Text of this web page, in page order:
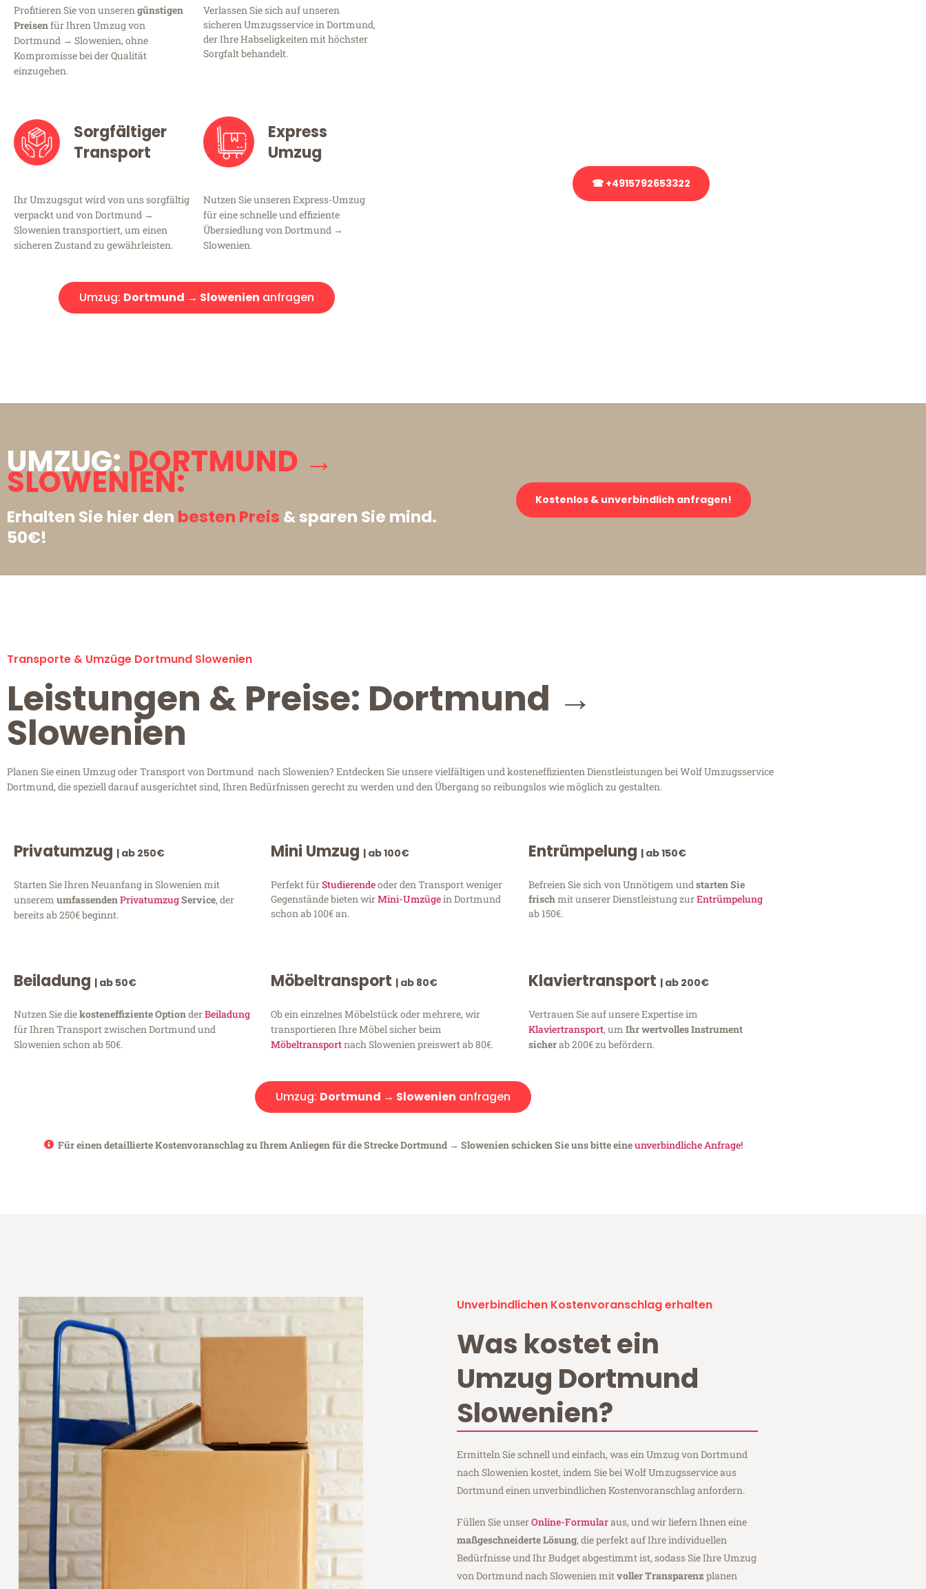
Profitieren Sie von unserengünstigen
Preisenfür Ihren Umzug von
Dortmund → Slowenien, ohne
Kompromisse bei der Qualität
einzugehen.
Verlassen Sie sich auf unseren
sicheren Umzugsservice in Dortmund,
der Ihre Habseligkeiten mit höchster
Sorgfalt behandelt.
Sorgfältiger
Transport
Ihr Umzugsgut wird von uns sorgfältig
verpackt und von Dortmund →
Slowenien transportiert, um einen
sicheren Zustand zu gewährleisten.
Express
Umzug
Nutzen Sie unseren Express-Umzug
für eine schnelle und effiziente
Übersiedlung von Dortmund →
Slowenien.
Umzug: Dortmund → Slowenien anfragen
☎ +4915792653322
UMZUG:DORTMUND →
SLOWENIEN:
Erhalten Sie hier den besten Preis & sparen Sie mind.
50€!
Kostenlos & unverbindlich anfragen!
Transporte & Umzüge Dortmund Slowenien
Leistungen & Preise: Dortmund →
Slowenien
Planen Sie einen Umzug oder Transport von Dortmund nach Slowenien? Entdecken Sie unsere vielfältigen und kosteneffizienten Dienstleistungen bei Wolf Umzugsservice
Dortmund, die speziell darauf ausgerichtet sind, Ihren Bedürfnissen gerecht zu werden und den Übergang so reibungslos wie möglich zu gestalten.
Privatumzug | ab 250€
Starten Sie Ihren Neuanfang in Slowenien mit
unserem umfassendenPrivatumzugService, der
bereits ab 250€ beginnt.
Mini Umzug | ab 100€
Perfekt fürStudierendeoder den Transport weniger
Gegenstände bieten wirMini-Umzügein Dortmund
schon ab 100€ an.
Entrümpelung | ab 150€
Befreien Sie sich von Unnötigem undstarten Sie
frischmit unserer Dienstleistung zurEntrümpelung
ab 150€.
Beiladung | ab 50€
Nutzen Sie diekosteneffiziente OptionderBeiladung
für Ihren Transport zwischen Dortmund und
Slowenien schon ab 50€.
Möbeltransport | ab 80€
Ob ein einzelnes Möbelstück oder mehrere, wir
transportieren Ihre Möbel sicher beim
Möbeltransportnach Slowenien preiswert ab 80€.
Klaviertransport | ab 200€
Vertrauen Sie auf unsere Expertise im
Klaviertransport, um Ihr wertvolles Instrument
sicherab 200€ zu befördern.
Umzug: Dortmund → Slowenien anfragen
Für einen detaillierte Kostenvoranschlag zu Ihrem Anliegen für die Strecke Dortmund → Slowenien schicken Sie uns bitte eineunverbindliche Anfrage!
Unverbindlichen Kostenvoranschlag erhalten
Was kostet ein
Umzug Dortmund
Slowenien?
Ermitteln Sie schnell und einfach, was ein Umzug von Dortmund
nach Slowenien kostet, indem Sie bei Wolf Umzugsservice aus
Dortmund einen unverbindlichen Kostenvoranschlag anfordern.
Füllen Sie unserOnline-Formularaus, und wir liefern Ihnen eine
maßgeschneiderte Lösung, die perfekt auf Ihre individuellen
Bedürfnisse und Ihr Budget abgestimmt ist, sodass Sie Ihre Umzug
von Dortmund nach Slowenien mitvoller Transparenz planen